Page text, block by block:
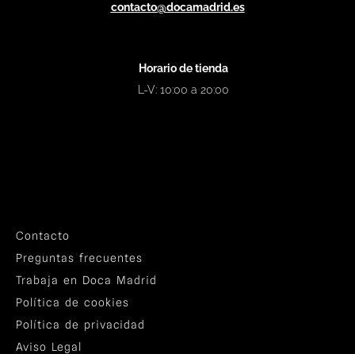
contacto@docamadrid.es
Horario de tienda
L-V: 10:00 a 20:00
Contacto
Preguntas frecuentes
Trabaja en Doca Madrid
Política de cookies
Política de privacidad
Aviso Legal